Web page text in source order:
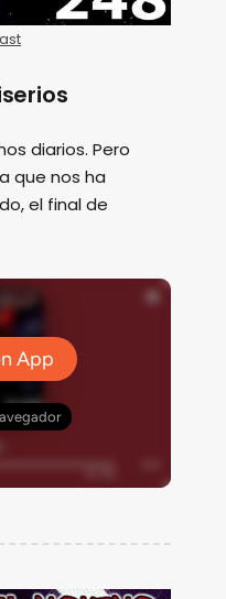
diarios. Pero
que nos ha
el final de